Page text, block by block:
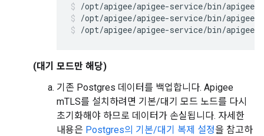
/opt/apigee/apigee-service/bin/
/opt/apigee/apigee-service/bin/
/opt/apigee/apigee-service/bin/
(대기 모드만 해당)
기존 Postgres 데이터를 백업합니다. Apigee
mTLS를 설치하려면 기본/대기 모드 노드를 다시
초기화해야 하므로 데이터가 손실됩니다. 자세한
내용은 Postgres의 기본/대기 복제 설정을 참고하